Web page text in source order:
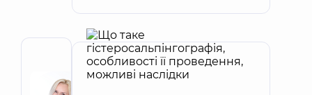
Автор
Корх